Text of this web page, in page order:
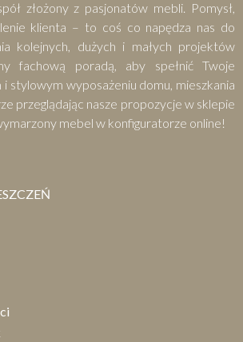
złożony z pasjonatów mebli. Pomysł,
klienta – to coś co napędza nas do
kolejnych, dużych i małych projektów
fachową poradą, aby spełnić Twoje
stylowym wyposażeniu domu, mieszkania
przeglądając nasze propozycje w sklepie
mebel w konfiguratorze online!